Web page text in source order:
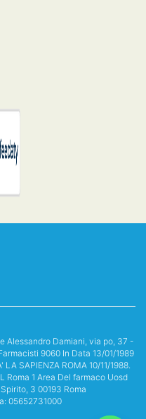
Alessandro Damiani, via po, 37 -
9060 In Data 13/01/1989
SAPIENZA ROMA 10/11/1988.
Roma 1 Area Del farmaco Uosd
3 00193 Roma
05652731000